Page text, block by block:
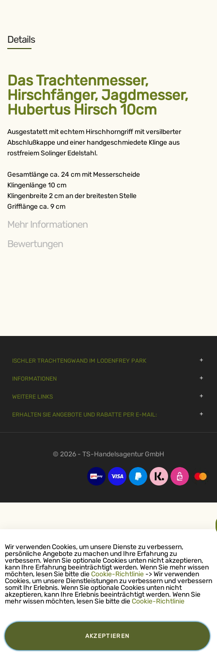
Details
Das Trachtenmesser,
Hirschfänger, Jagdmesser,
Hubertus Hirsch 10cm
Ausgestatett mit echtem Hirschhorngriff mit versilberter
Abschlußkappe und einer handgeschmiedete Klinge aus
rostfreiem Solinger Edelstahl.
Gesamtlänge ca. 24 cm mit Messerscheide
Klingenlänge 10 cm
Klingenbreite 2 cm an der breitesten Stelle
Grifflänge ca. 9 cm
Mehr Informationen
Bewertungen
ISCHLER TRACHTENGWAND IM LODENFREY PARK
INFORMATIONEN
WEITERE LINKS
ERHALTEN SIE ANGEBOTE UND RABATTE PER E-MAIL:
© 2026 - TS-Handelsagentur GmbH
Wir verwenden Cookies, um unsere Dienste zu verbessern,
persönliche Angebote zu machen und Ihre Erfahrung zu
verbessern. Wenn Sie optionale Cookies unten nicht akzeptieren,
kann Ihre Erfahrung beeinträchtigt werden. Wenn Sie mehr wissen
möchten, lesen Sie bitte dieCookie-Richtlinie -> Wir verwenden
Cookies, um unsere Dienstleistungen zu verbessern und verbessern
somit Ihr Erlebnis. Wenn Sie optionale Cookies unten nicht
akzeptieren, kann Ihre Erlebnis beeinträchtigt werden. Wenn Sie
mehr wissen möchten, lesen Sie bitte dieCookie-Richtlinie
AKZEPTIEREN